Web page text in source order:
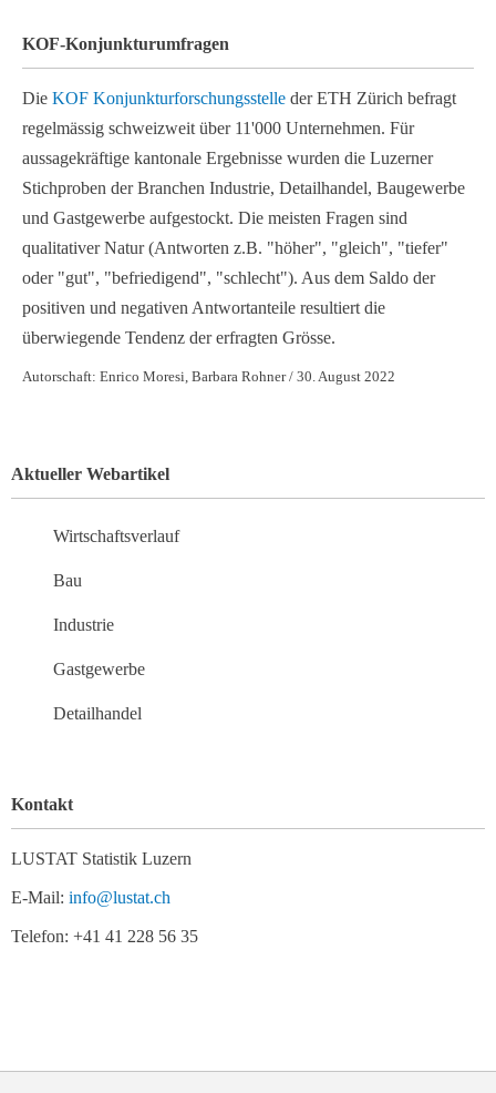
KOF-Konjunkturumfragen
Die KOF Konjunkturforschungsstelle der ETH Zürich befragt
regelmässig schweizweit über 11'000 Unternehmen. Für
aussagekräftige kantonale Ergebnisse wurden die Luzerner
Stichproben der Branchen Industrie, Detailhandel, Baugewerbe
und Gastgewerbe aufgestockt. Die meisten Fragen sind
qualitativer Natur (Antworten z.B. "höher", "gleich", "tiefer"
oder "gut", "befriedigend", "schlecht"). Aus dem Saldo der
positiven und negativen Antwortanteile resultiert die
überwiegende Tendenz der erfragten Grösse.
Autorschaft: Enrico Moresi, Barbara Rohner / 30. August 2022
Aktueller Webartikel
Wirtschaftsverlauf
Bau
Industrie
Gastgewerbe
Detailhandel
Kontakt
LUSTAT Statistik Luzern
E-Mail: info@lustat.ch
Telefon: +41 41 228 56 35